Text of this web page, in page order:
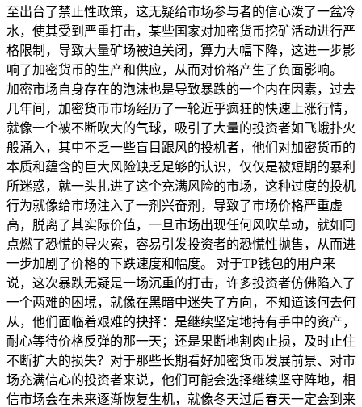
至出台了禁止性政策，这无疑给市场参与者的信心泼了一盆冷
水，使其受到严重打击，某些国家对加密货币挖矿活动进行严
格限制，导致大量矿场被迫关闭，算力大幅下降，这进一步影
响了加密货币的生产和供应，从而对价格产生了负面影响。
加密市场自身存在的泡沫也是导致暴跌的一个内在因素，过去
几年间，加密货币市场经历了一轮近乎疯狂的快速上涨行情，
就像一个被不断吹大的气球，吸引了大量的投资者如飞蛾扑火
般涌入，其中不乏一些盲目跟风的投机者，他们对加密货币的
本质和蕴含的巨大风险缺乏足够的认识，仅仅是被短期的暴利
所迷惑，就一头扎进了这个充满风险的市场，这种过度的投机
行为就像给市场注入了一剂兴奋剂，导致了市场价格严重虚
高，脱离了其实际价值，一旦市场出现任何风吹草动，就如同
点燃了恐慌的导火索，容易引发投资者的恐慌性抛售，从而进
一步加剧了价格的下跌速度和幅度。 对于TP钱包的用户来
说，这次暴跌无疑是一场沉重的打击，许多投资者仿佛陷入了
一个两难的困境，就像在黑暗中迷失了方向，不知道该何去何
从，他们面临着艰难的抉择：是继续坚定地持有手中的资产，
耐心等待价格反弹的那一天；还是果断地割肉止损，及时止住
不断扩大的损失？对于那些长期看好加密货币发展前景、对市
场充满信心的投资者来说，他们可能会选择继续坚守阵地，相
信市场会在未来逐渐恢复生机，就像冬天过后春天一定会到来